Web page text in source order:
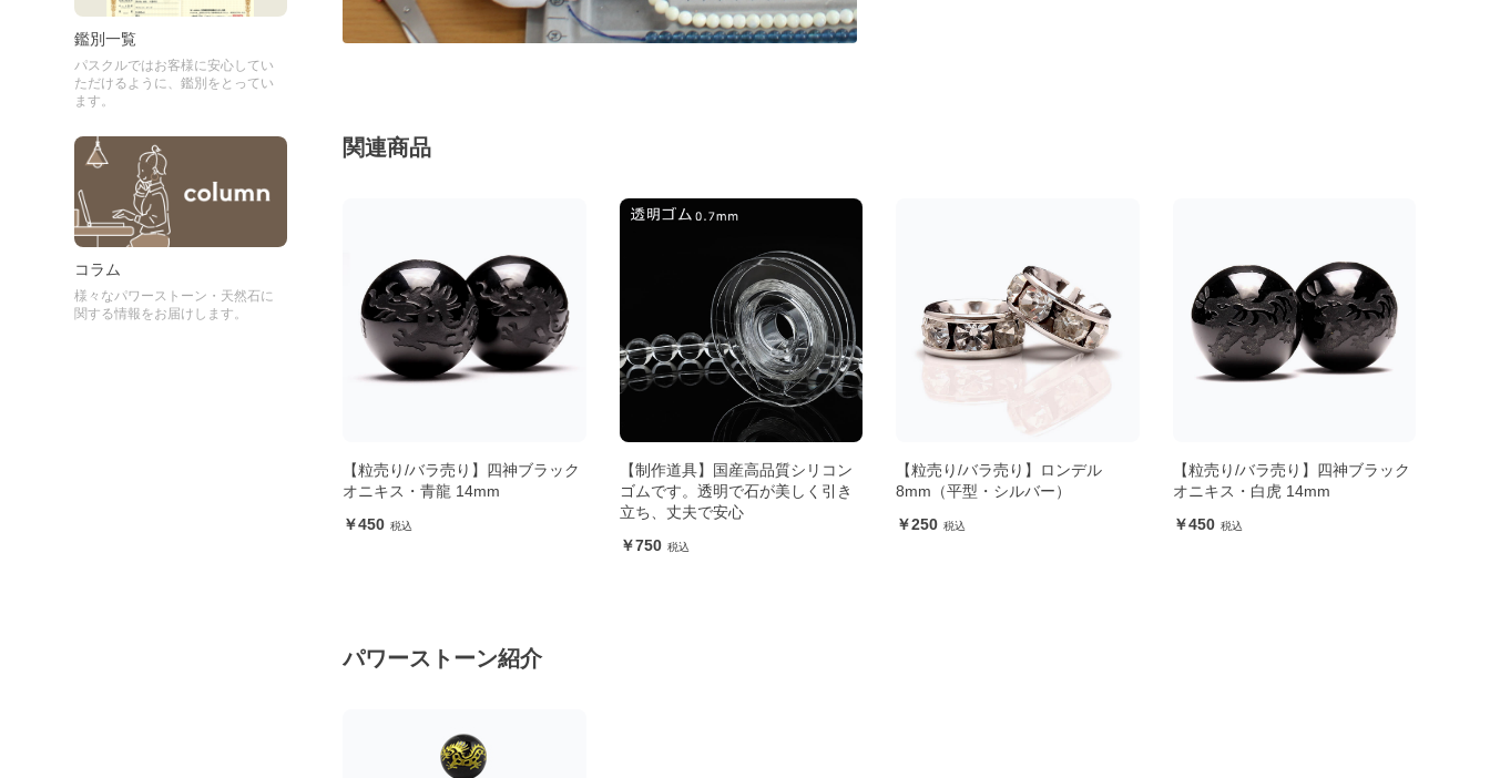
鑑別一覧
パスクルではお客様に安心してい
ただけるように、鑑別をとってい
ます。
コラム
様々なパワーストーン・天然石に
関する情報をお届けします。
関連商品
【制作道具】国産高品質シリコン
ゴムです。透明で石が美しく引き
【粒売り/バラ売り】ロンデル
8mm（平型・シルバー）
250
【粒売り/バラ売り】四神ブラック
オニキス・白虎 14mm
450
【粒売り/バラ売り】四神ブラック
オニキス・玄武 14mm
450
パワーストーン紹介